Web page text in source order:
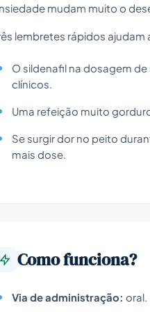
mudam muito o
lembretes rápidos ajudam
O sildenafil na dosagem
clínicos.
Uma refeição muito
Se surgir dor no peito
mais dose.
Como funciona?
Via de administração: oral.